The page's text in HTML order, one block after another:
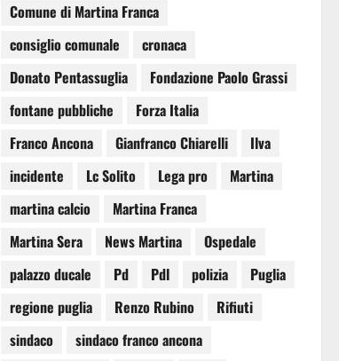
Comune di Martina Franca
consiglio comunale
cronaca
Donato Pentassuglia
Fondazione Paolo Grassi
fontane pubbliche
Forza Italia
Franco Ancona
Gianfranco Chiarelli
Ilva
incidente
Lc Solito Lega pro
Martina
martina calcio
Martina Franca
Martina Sera
News Martina
Ospedale
palazzo ducale
Pd Pdl polizia
Puglia
regione puglia
Renzo Rubino
Rifiuti
sindaco
sindaco franco ancona